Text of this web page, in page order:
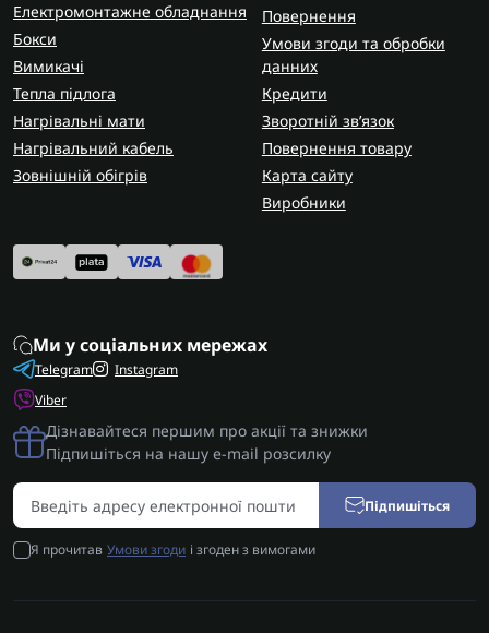
Електромонтажне обладнання
Бокси
Вимикачі
Тепла підлога
Нагрівальні мати
Нагрівальний кабель
Зовнішній обігрів
Повернення
Умови згоди та обробки
данних
Кредити
Зворотній зв’язок
Повернення товару
Карта сайту
Виробники
Ми у соціальних мережах
Telegram
Viber
Instagram
Дізнавайтеся першим про акції та знижки
Підпишіться на нашу e-mail розсилку
Підпишіться
Я прочитав Умови згоди і згоден з вимогами